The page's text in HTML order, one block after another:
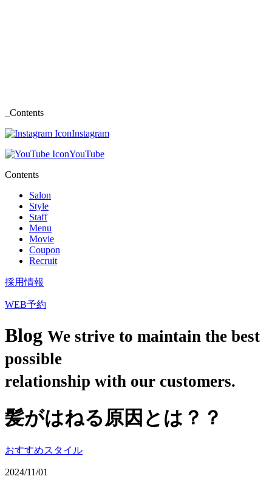
_Contents
Instagram
YouTube
Contents
Salon
Style
Staff
Menu
Movie
Coupon
Recruit
採用情報
WEB予約
Blog We strive to maintain the best
possible
relationship with our customers.
髪がはねる原因とは？？
おすすめスタイル
2024/11/01